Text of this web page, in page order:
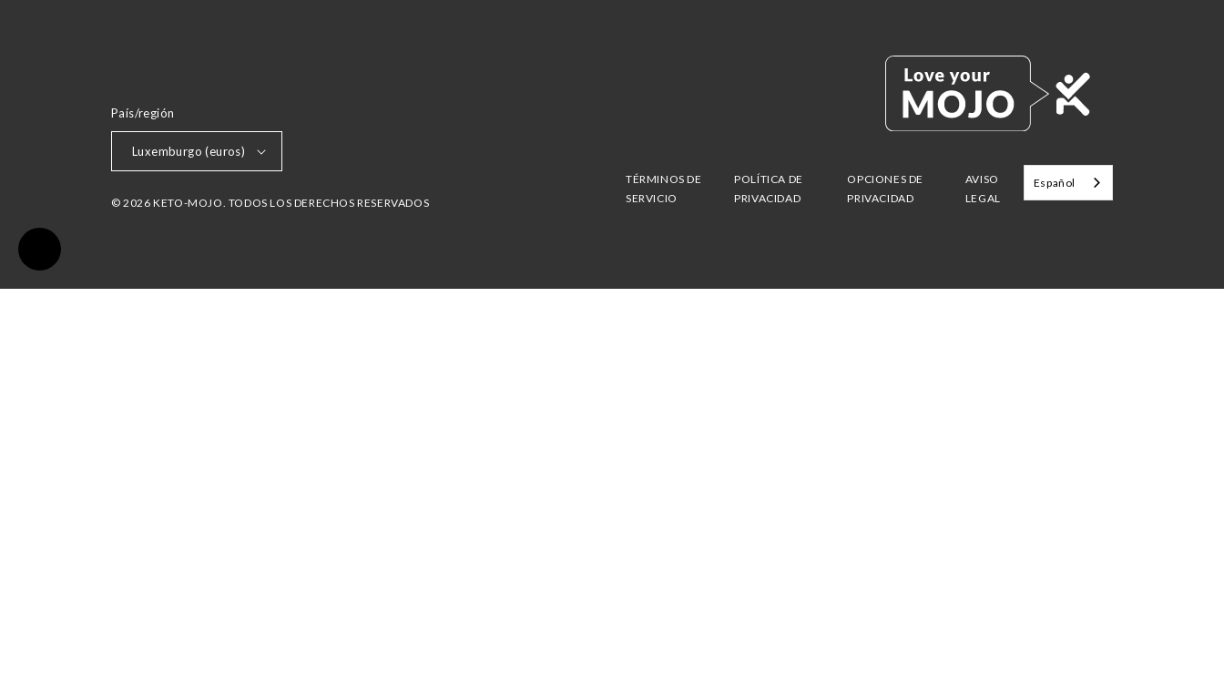
País/región
Luxemburgo (euros)
© 2026 KETO-MOJO. TODOS LOS DERECHOS RESERVADOS
TÉRMINOS DE
SERVICIO
POLÍTICA DE
PRIVACIDAD
OPCIONES DE
PRIVACIDAD
AVISO
LEGAL
Español